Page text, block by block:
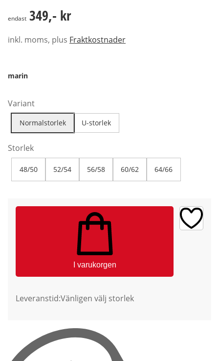
349,- kr
endast 349,- kr
inkl. moms, plus Fraktkostnader
marin
Variant
Normalstorlek U-storlek
Storlek
48/50 52/54 56/58 60/62 64/66
I varukorgen
Leveranstid:Vänligen välj storlek